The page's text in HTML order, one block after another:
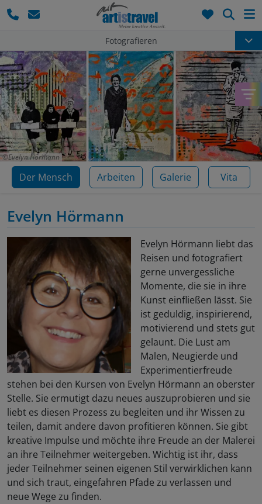
Fotografieren
Evelyn Hörmann
Der Mensch Arbeiten Galerie Vita
Evelyn Hörmann
Evelyn Hörmann liebt das
Reisen und fotografiert
gerne unvergessliche
Momente, die sie in ihre
Kunst einfließen lässt. Sie
ist geduldig, inspirierend,
motivierend und stets gut
gelaunt. Die Lust am
Malen, Neugierde und
Experimentierfreude
stehen bei den Kursen von Evelyn Hörmann an oberster
Stelle. Sie ermutigt dazu neues auszuprobieren und sie
liebt es diesen Prozess zu begleiten und ihr Wissen zu
teilen, damit andere davon profitieren können. Sie gibt
kreative Impulse und möchte ihre Freude an der Malerei
an ihre Teilnehmer weitergeben. Wichtig ist ihr, dass
jeder Teilnehmer seinen eigenen Stil verwirklichen kann
und sich traut, eingefahren Pfade zu verlassen und
neue Wege zu finden.